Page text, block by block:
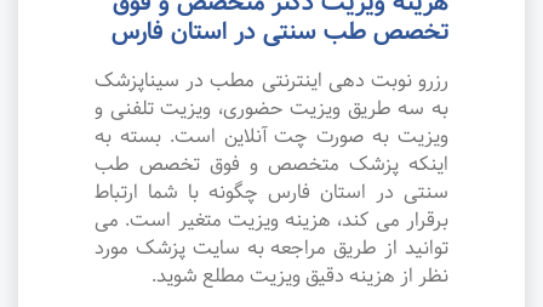
تخصص طب سنتی در استان فارس
رزرو نوبت دهی اینترنتی مطب در سیناپزشک
به سه طریق ویزیت حضوری، ویزیت تلفنی و
ویزیت به صورت چت آنلاین است. بسته به
اینکه پزشک متخصص و فوق تخصص طب
سنتی در استان فارس چگونه با شما ارتباط
برقرار می کند، هزینه ویزیت متغیر است. می
توانید از طریق مراجعه به سایت پزشک مورد
نظر از هزینه دقیق ویزیت مطلع شوید.